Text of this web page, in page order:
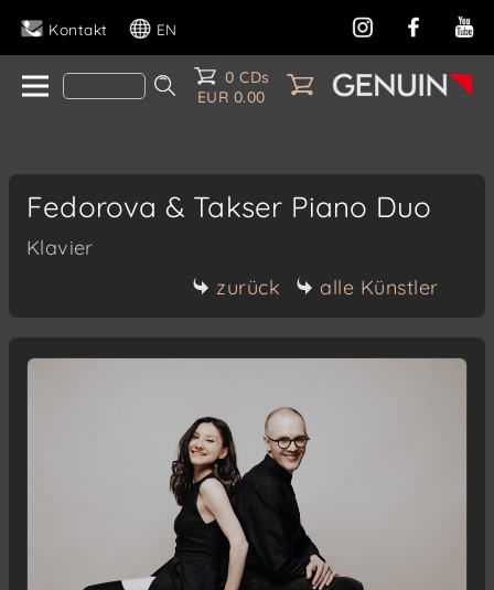
Kontakt EN
0 CDs
EUR 0.00
Fedorova & Takser Piano Duo
Klavier
zurück
alle Künstler